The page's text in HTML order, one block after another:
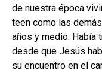
de nuestra época
teen como las
años y medio.
desde que Jesús
su encuentro en el